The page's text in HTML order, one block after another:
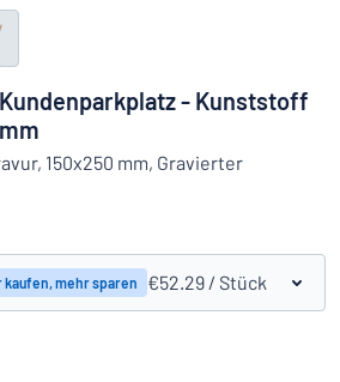
- Kunststoff
150x250 mm, Gravierter
kaufen, mehr sparen €52.29 / Stück